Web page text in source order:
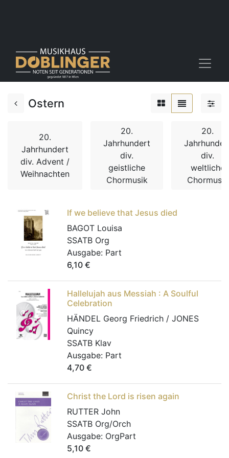
Ostern
20.
Jahrhundert
div. Advent /
Weihnachten
20.
Jahrhundert
div.
geistliche
Chormusik
20.
div.
weltliche
Chormusik
If we believe that Jesus died
BAGOT Louisa
SSATB Org
Ausgabe: Part
6,10 €
Hallelujah aus Messiah : A Soulful
Celebration
HÄNDEL Georg Friedrich / JONES
Quincy
SSATB Klav
Ausgabe: Part
4,70 €
Christ the Lord is risen again
RUTTER John
SSATB Org/Orch
Ausgabe: OrgPart
5,10 €